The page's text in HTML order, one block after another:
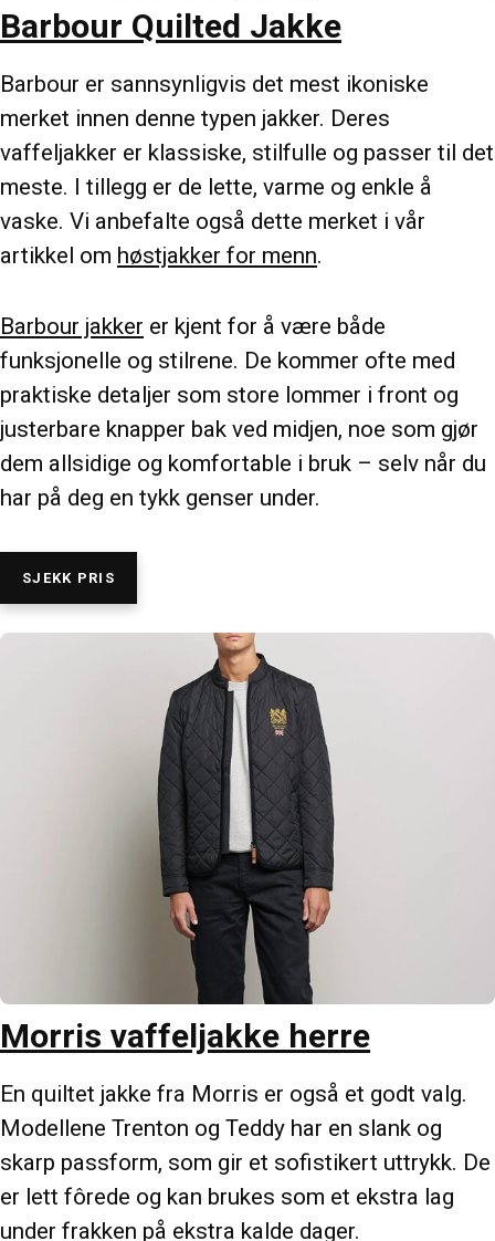
Barbour Quilted Jakke
Barbour er sannsynligvis det mest ikoniske
merket innen denne typen jakker. Deres
vaffeljakker er klassiske, stilfulle og passer til det
meste. I tillegg er de lette, varme og enkle å
vaske. Vi anbefalte også dette merket i vår
artikkel om høstjakker for menn.
Barbour jakker er kjent for å være både
funksjonelle og stilrene. De kommer ofte med
praktiske detaljer som store lommer i front og
justerbare knapper bak ved midjen, noe som gjør
dem allsidige og komfortable i bruk – selv når du
har på deg en tykk genser under.
SJEKK PRIS
Morris vaffeljakke herre
En quiltet jakke fra Morris er også et godt valg.
Modellene Trenton og Teddy har en slank og
skarp passform, som gir et sofistikert uttrykk. De
er lett fôrede og kan brukes som et ekstra lag
under frakken på ekstra kalde dager.